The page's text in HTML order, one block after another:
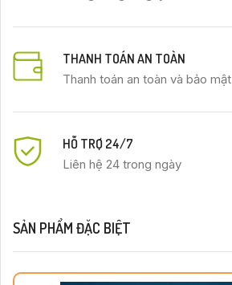
THANH TOÁN AN TOÀN
Thanh toán an toàn và bảo mật
HỖ TRỢ 24/7
Liên hệ 24 trong ngày
SẢN PHẨM ĐẶC BIỆT